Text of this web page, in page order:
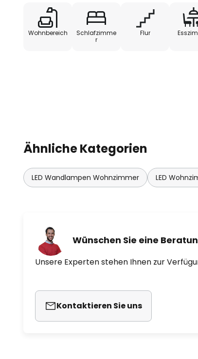
Wohnbereich
Schlafzimme
r
Flur
Ähnliche Kategorien
LED Wandlampen Wohnzimmer LED
Wünschen Sie eine
Unsere Experten stehen Ihnen zur
Kontaktieren Sie uns